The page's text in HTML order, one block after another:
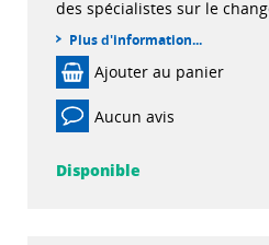
des spécialistes sur le
Plus d'information...
Ajouter au panier
Aucun avis
Disponible